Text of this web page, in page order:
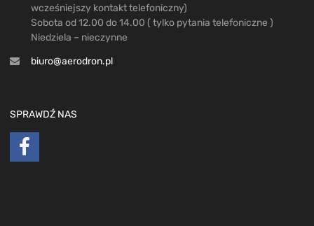
wcześniejszy kontakt telefoniczny)
Sobota od 12.00 do 14.00 ( tylko pytania telefoniczne )
Niedziela – nieczynne
biuro@aerodron.pl
SPRAWDŹ NAS